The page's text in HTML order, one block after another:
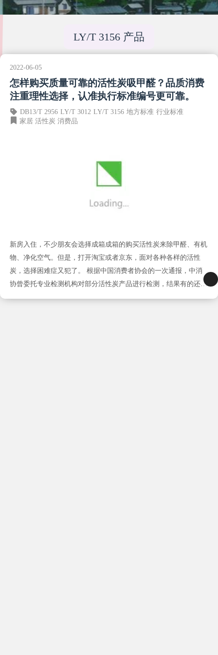
LY/T 3156 产品
2022-06-05
怎样购买质量可靠的活性炭吸甲醛？品质消费
注重理性选择，认准执行标准编号更可靠。
DB13/T 2956 LY/T 3012 LY/T 3156 地方标准 行业标准
家居 活性炭 消费品
新房入住，不少朋友会选择成箱成箱的购买活性炭来除甲醛、有机
物、净化空气。但是，打开淘宝或者京东，面对各种各样的活性
炭，选择困难症又犯了。 根据中国消费者协会的一次通报，中消
协曾委托专业检测机构对部分活性炭产品进行检测，结果有的还不
如普通的火